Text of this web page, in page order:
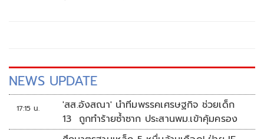
NEWS UPDATE
17:15 น.
'สส.อังสณา' นำทีมพรรคเศรษฐกิจ ช่วยเด็ก
13 ถูกทำร้ายซ้ำซาก ประสานพม.เข้าคุ้มครอง